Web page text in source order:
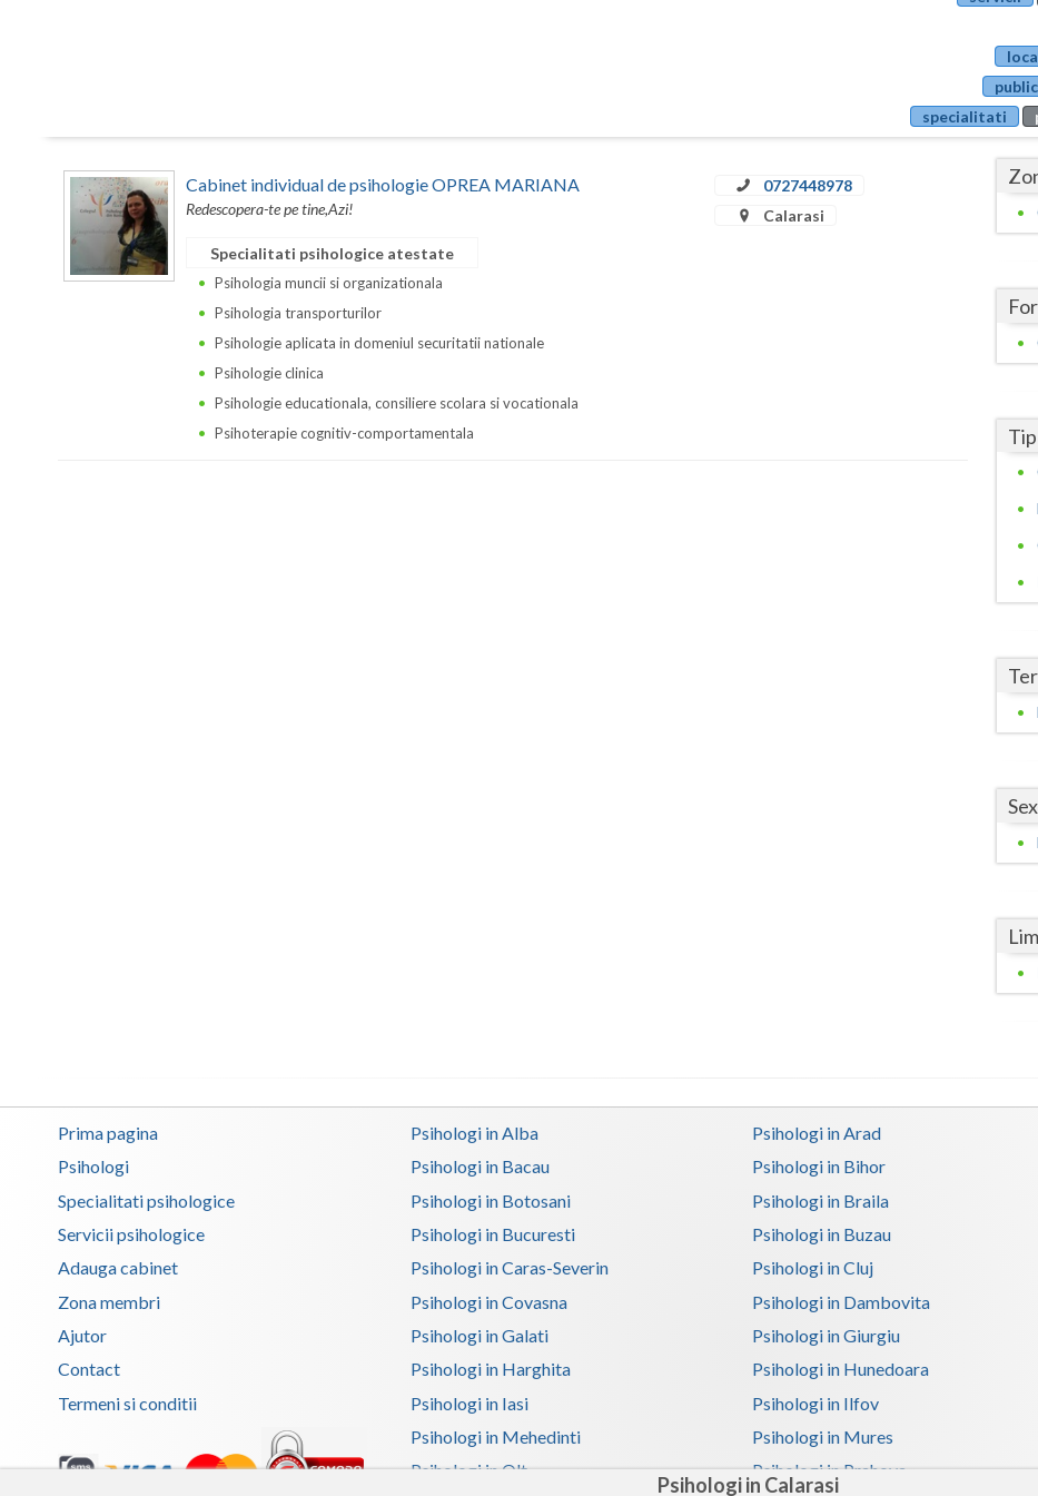
Psihologi in Calarasi
specialitati
Cabinet individual de psihologie OPREA MARIANA
Redescopera-te pe tine,Azi!
0727448978
Calarasi
Specialitati psihologice atestate
Psihologia muncii si organizationala
Psihologia transporturilor
Psihologie aplicata in domeniul securitatii nationale
Psihologie clinica
Psihologie educationala, consiliere scolara si vocationala
Psihoterapie cognitiv-comportamentala
Prima pagina
Psihologi
Specialitati psihologice
Servicii psihologice
Adauga cabinet
Zona membri
Ajutor
Contact
Termeni si conditii
Psihologi in Alba Psihologi in Arad
Psihologi in Bacau
Psihologi in Bihor
Psihologi in Botosani
Psihologi in Braila
Psihologi in Bucuresti
Psihologi in Buzau
Psihologi in Caras-Severin
Psihologi in Cluj
Psihologi in Covasna
Psihologi in Dambovita
Psihologi in Galati
Psihologi in Giurgiu
Psihologi in Harghita
Psihologi in Hunedoara
Psihologi in Iasi
Psihologi in Ilfov
Psihologi in Mehedinti
Psihologi in Mures
Psihologi in Olt
Psihologi in Prahova